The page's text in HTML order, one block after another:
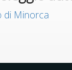
di Minorca